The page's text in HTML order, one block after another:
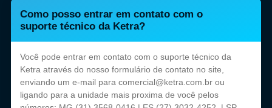
Como posso entrar em contato com o
suporte técnico da Ketra?
Você pode entrar em contato com o suporte técnico da
Ketra através do nosso formulário de contato no site,
enviando um e-mail para comercial@ketra.com.br ou
ligando para a unidade mais proxima de você pelos